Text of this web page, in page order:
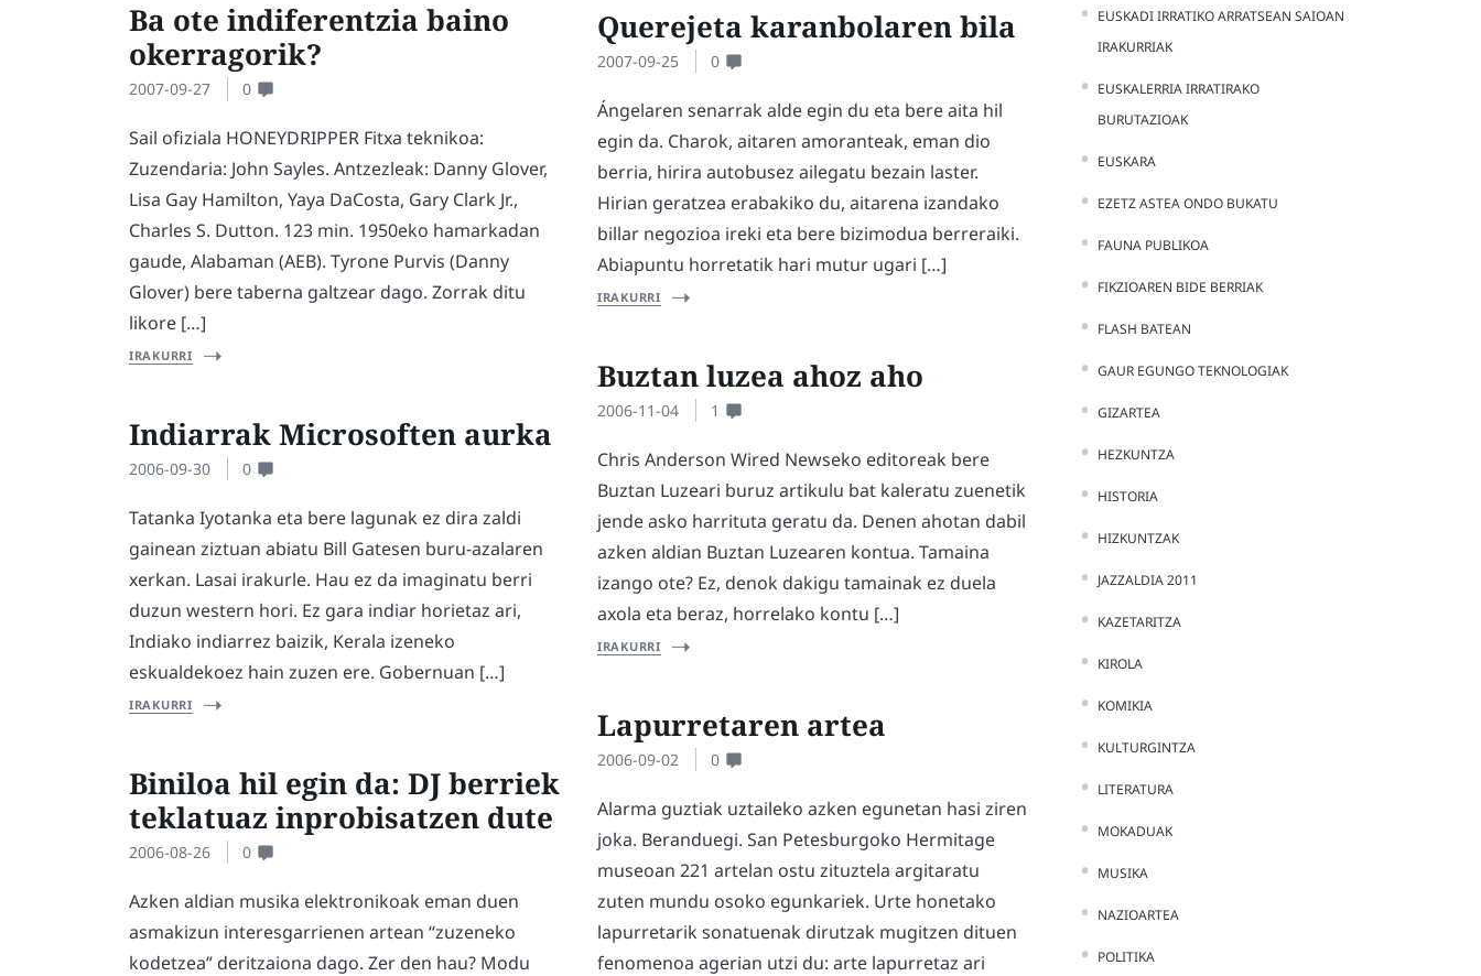
Ba ote indiferentzia baino
okerragorik?
2007-09-27 0
Sail ofiziala HONEYDRIPPER Fitxa teknikoa:
Zuzendaria: John Sayles. Antzezleak: Danny Glover,
Lisa Gay Hamilton, Yaya DaCosta, Gary Clark Jr.,
Charles S. Dutton. 123 min. 1950eko hamarkadan
gaude, Alabaman (AEB). Tyrone Purvis (Danny
Glover) bere taberna galtzear dago. Zorrak ditu
likore […]
IRAKURRI
Querejeta karanbolaren bila
2007-09-25 0
Ángelaren senarrak alde egin du eta bere aita hil
egin da. Charok, aitaren amoranteak, eman dio
berria, hirira autobusez ailegatu bezain laster.
Hirian geratzea erabakiko du, aitarena izandako
billar negozioa ireki eta bere bizimodua berreraiki.
Abiapuntu horretatik hari mutur ugari […]
IRAKURRI
Buztan luzea ahoz aho
2006-11-04 1
Chris Anderson Wired Newseko editoreak bere
Buztan Luzeari buruz artikulu bat kaleratu zuenetik
jende asko harrituta geratu da. Denen ahotan dabil
azken aldian Buztan Luzearen kontua. Tamaina
izango ote? Ez, denok dakigu tamainak ez duela
axola eta beraz, horrelako kontu […]
IRAKURRI
Indiarrak Microsoften aurka
2006-09-30 0
Tatanka Iyotanka eta bere lagunak ez dira zaldi
gainean ziztuan abiatu Bill Gatesen buru-azalaren
xerkan. Lasai irakurle. Hau ez da imaginatu berri
duzun western hori. Ez gara indiar horietaz ari,
Indiako indiarrez baizik, Kerala izeneko
eskualdekoez hain zuzen ere. Gobernuan […]
IRAKURRI
Lapurretaren artea
2006-09-02 0
Alarma guztiak uztaileko azken egunetan hasi ziren
joka. Beranduegi. San Petesburgoko Hermitage
museoan 221 artelan ostu zituztela argitaratu
zuten mundu osoko egunkariek. Urte honetako
lapurretarik sonatuenak dirutzak mugitzen dituen
fenomenoa agerian utzi du: arte lapurretaz ari
Biniloa hil egin da: DJ berriek
teklatuaz inprobisatzen dute
2006-08-26 0
Azken aldian musika elektronikoak eman duen
asmakizun interesgarrienen artean “zuzeneko
kodetzea” deritzaiona dago. Zer den hau? Modu
EUSKADI IRRATIKO ARRATSEAN SAIOAN
IRAKURRIAK
EUSKALERRIA IRRATIRAKO
BURUTAZIOAK
EUSKARA
EZETZ ASTEA ONDO BUKATU
FAUNA PUBLIKOA
FIKZIOAREN BIDE BERRIAK
FLASH BATEAN
GAUR EGUNGO TEKNOLOGIAK
GIZARTEA
HEZKUNTZA
HISTORIA
HIZKUNTZAK
JAZZALDIA 2011
KAZETARITZA
KIROLA
KOMIKIA
KULTURGINTZA
LITERATURA
MOKADUAK
MUSIKA
NAZIOARTEA
POLITIKA